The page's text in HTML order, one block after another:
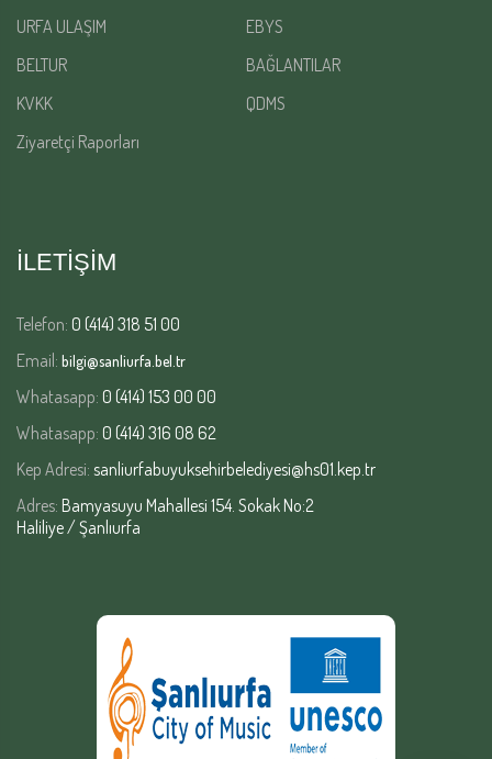
URFA ULAŞIM
EBYS
BELTUR
BAĞLANTILAR
KVKK
QDMS
Ziyaretçi Raporları
İLETİŞİM
Telefon: 0 (414) 318 51 00
Email: bilgi@sanliurfa.bel.tr
Whatasapp: 0 (414) 153 00 00
Whatasapp: 0 (414) 316 08 62
Kep Adresi: sanliurfabuyuksehirbelediyesi@hs01.kep.tr
Adres: Bamyasuyu Mahallesi 154. Sokak No:2
Haliliye / Şanlıurfa